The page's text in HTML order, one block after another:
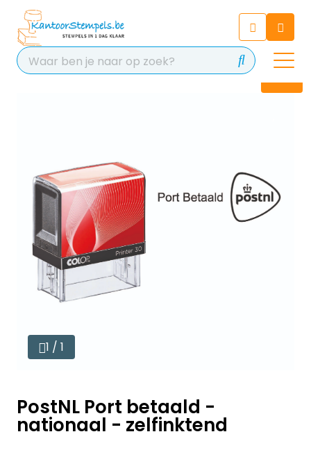
Chat 24/7 met onze chatbot
voor hulp
Contact
1 / 1
PostNL Port betaald -
nationaal - zelfinktend